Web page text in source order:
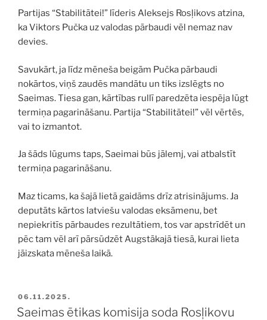
Partijas “Stabilitātei!” līderis Aleksejs Rosļikovs atzina,
ka Viktors Pučka uz valodas pārbaudi vēl nemaz nav
devies.
Savukārt, ja līdz mēneša beigām Pučka pārbaudi
nokārtos, viņš zaudēs mandātu un tiks izslēgts no
Saeimas. Tiesa gan, kārtības rullī paredzēta iespēja lūgt
termiņa pagarināšanu. Partija “Stabilitātei!” vēl vērtēs,
vai to izmantot.
Ja šāds lūgums taps, Saeimai būs jālemj, vai atbalstīt
termiņa pagarināšanu.
Maz ticams, ka šajā lietā gaidāms drīz atrisinājums. Ja
deputāts kārtos latviešu valodas eksāmenu, bet
nepiekritīs pārbaudes rezultātiem, tos var apstrīdēt un
pēc tam vēl arī pārsūdzēt Augstākajā tiesā, kurai lieta
jāizskata mēneša laikā.
PUBLICĒTS
06.11.2025.
Saeimas ētikas komisija soda Rosļikovu